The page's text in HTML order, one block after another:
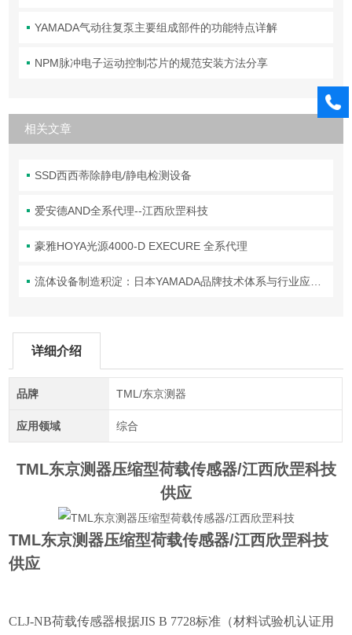
YAMADA气动往复泵主要组成部件的功能特点详解
NPM脉冲电子运动控制芯片的规范安装方法分享
相关文章
SSD西西蒂除静电/静电检测设备
爱安德AND全系代理--江西欣罡科技
豪雅HOYA光源4000-D EXECURE 全系代理
流体设备制造积淀：日本YAMADA品牌技术体系与行业应用解析
详细介绍
品牌 TML/东京测器
应用领域 综合
TML东京测器压缩型荷载传感器/江西欣罡科技
供应
TML东京测器压缩型荷载传感器/江西欣罡科技
供应
CLJ-NB荷载传感器根据JIS B 7728标准（材料试验机认证用